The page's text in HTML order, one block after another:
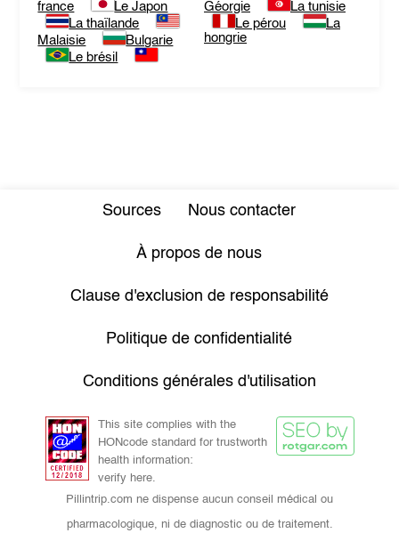
france
Le Japon
La thaïlande
Malaisie
Bulgarie
Le brésil
Géorgie
La tunisie
Le pérou
La
hongrie
Sources Nous contacter
À propos de nous
Clause d'exclusion de responsabilité
Politique de confidentialité
Conditions générales d'utilisation
This site complies with the
HONcode standard for trustworth
health information:
verify here.
Pillintrip.com ne dispense aucun conseil médical ou
pharmacologique, ni de diagnostic ou de traitement.